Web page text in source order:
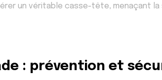
un véritable casse-tête, menaçant
: prévention et